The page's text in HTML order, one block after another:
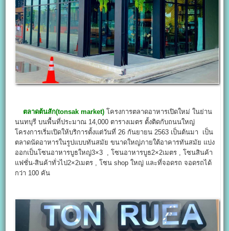
ตลาดต้นสัก(tonsak market) โครงการตลาดอาหารเปิดใหม่ ในย่าน
นนทบุรี บนพื้นที่ประมาณ 14,000 ตารางเมตร ตั้งติดกับถนนใหญ่
โครงการเริ่มเปิดให้บริการตั้งแต่วันที่ 26 กันยายน 2563 เป็นต้นมา เป็น
ตลาดนัดอาหารในรูปแบบทันสมัย ขนาดใหญ่ภายใต้อาคารทันสมัย แบ่ง
ออกเป็นโซนอาหารบูธใหญ่3×3 , โซนอาหารบูธ2×2เมตร , โซนสินค้า
แฟชั่น-สินค้าทั่วไป2×2เมตร , โซน shop ใหญ่ และที่จอดรถ จอดรถได้
กว่า 100 คัน